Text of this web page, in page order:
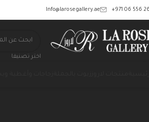
‎+971 06 556
Info@larosegallery.ae
اختر تصنيفا